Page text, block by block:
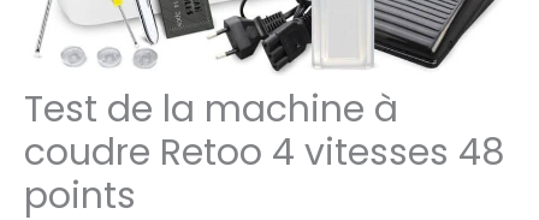
Test de la machine à
coudre Retoo 4 vitesses 48
points